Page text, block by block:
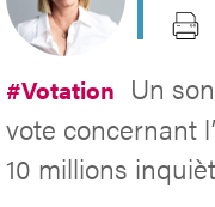
#Votation Un
vote concernant
10 millions